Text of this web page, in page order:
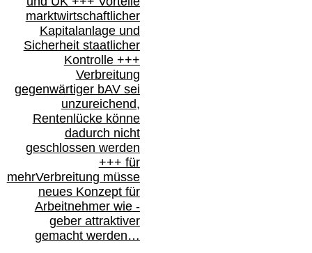
marktwirtschaftlicher
Kapitalanlage und
Sicherheit staatlicher
Kontrolle +++
Verbreitung
gegenwärtiger bAVsei
unzureichend,
Rentenlücke könne
dadurch nicht
geschlossen werden
+++ für
mehrVerbreitung müsse
neues Konzept für
Arbeitnehmer wie-
geber attraktiver
gemacht werden…